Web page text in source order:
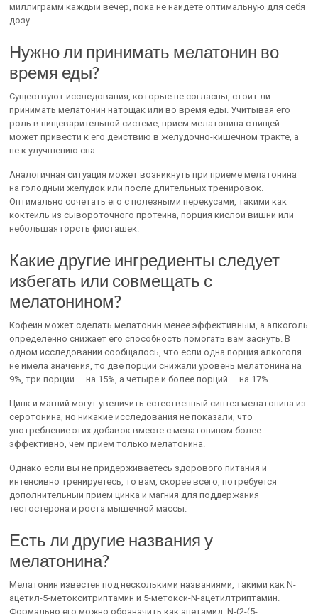
миллиграмм каждый вечер, пока не найдёте оптимальную для себя
дозу.
Нужно ли принимать мелатонин во
время еды?
Существуют исследования, которые не согласны, стоит ли
принимать мелатонин натощак или во время еды. Учитывая его
роль в пищеварительной системе, прием мелатонина с пищей
может привести к его действию в желудочно-кишечном тракте, а
не к улучшению сна.
Аналогичная ситуация может возникнуть при приеме мелатонина
на голодный желудок или после длительных тренировок.
Оптимально сочетать его с полезными перекусами, такими как
коктейль из сывороточного протеина, порция кислой вишни или
небольшая горсть фисташек.
Какие другие ингредиенты следует
избегать или совмещать с
мелатонином?
Кофеин может сделать мелатонин менее эффективным, а алкоголь
определенно снижает его способность помогать вам заснуть. В
одном исследовании сообщалось, что если одна порция алкоголя
не имела значения, то две порции снижали уровень мелатонина на
9%, три порции — на 15%, а четыре и более порций — на 17%.
Цинк и магний могут увеличить естественный синтез мелатонина из
серотонина, но никакие исследования не показали, что
употребление этих добавок вместе с мелатонином более
эффективно, чем приём только мелатонина.
Однако если вы не придерживаетесь здорового питания и
интенсивно тренируетесь, то вам, скорее всего, потребуется
дополнительный приём цинка и магния для поддержания
тестостерона и роста мышечной массы.
Есть ли другие названия у
мелатонина?
Мелатонин известен под несколькими названиями, такими как N-
ацетил-5-метокситриптамин и 5-метокси-N-ацетилтриптамин.
Формально его можно обозначить как ацетамид, N-(2-(5-